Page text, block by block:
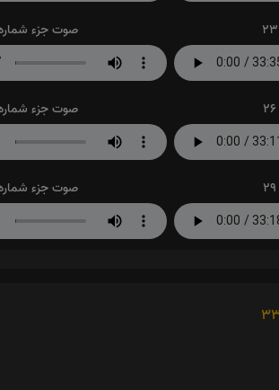
صوت جزء شماره
صوت جزء شماره
صوت جزء شماره